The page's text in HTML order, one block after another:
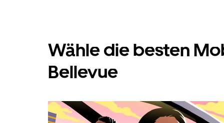
Wähle die besten
Bellevue